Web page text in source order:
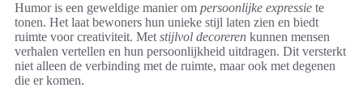
Humor is een geweldige manier om persoonlijke expressie te
tonen. Het laat bewoners hun unieke stijl laten zien en biedt
ruimte voor creativiteit. Met stijlvol decoreren kunnen mensen
verhalen vertellen en hun persoonlijkheid uitdragen. Dit versterkt
niet alleen de verbinding met de ruimte, maar ook met degenen
die er komen.